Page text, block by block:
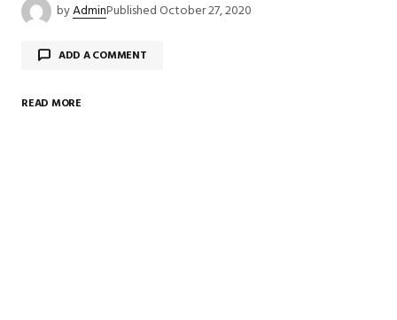
byAdminPublishedOctober 27, 2020
ADD A COMMENT
READ MORE